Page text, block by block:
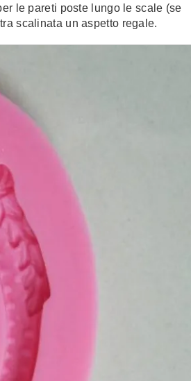
le pareti poste lungo le scale (se
scalinata un aspetto regale.